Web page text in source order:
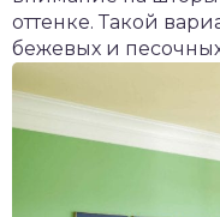
оттенке. Такой
бежевых и песочных